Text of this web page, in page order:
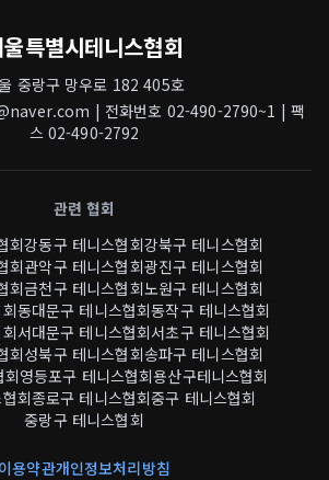
특별시테니스협회
중랑구 망우로 182 405호
| 전화번호 02-490-2790~1 | 팩
스 02-490-2792
관련 협회
회강동구 테니스협회강북구 테니스협회
회관악구 테니스협회광진구 테니스협회
회금천구 테니스협회노원구 테니스협회
동대문구 테니스협회동작구 테니스협회
서대문구 테니스협회서초구 테니스협회
회성북구 테니스협회송파구 테니스협회
영등포구 테니스협회용산구테니스협회
회종로구 테니스협회중구 테니스협회
중랑구 테니스협회
이용약관개인정보처리방침